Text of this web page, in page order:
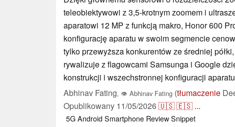
teleobiektywowi z 3,5-krotnym zoomem i
aparatowi 12 MP z funkcją makro, Honor 600
konfigurację aparatu w swoim segmencie
tylko przewyższa konkurentów ze średniej
rywalizuje z flagowcami Samsunga i Google
konstrukcji i wszechstronnej konfiguracji
Abhinav Fating, 👁 Abhinav Fating (tłumaczenie
Opublikowany 11/05/2026🇺🇸🇪🇸 ...
5GAndroidSmartphone Review Snippet